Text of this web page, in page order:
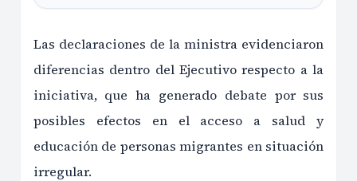
Las declaraciones de la ministra evidenciaron
diferencias dentro del Ejecutivo respecto a la
iniciativa, que ha generado debate por sus
posibles efectos en el acceso a salud y
educación de personas migrantes en situación
irregular.